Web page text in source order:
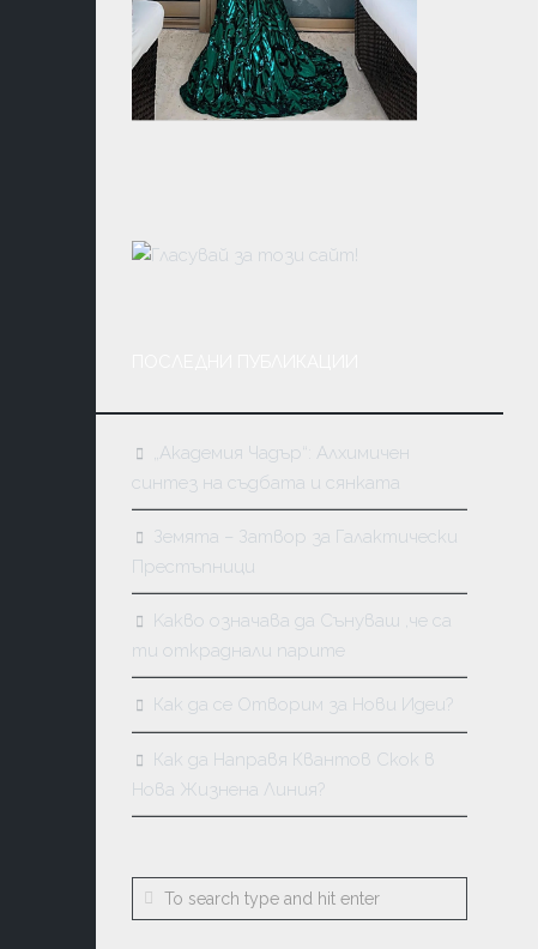
„Академия Чадър“: Алхимичен
синтез на съдбата и сянката
Земята – Затвор за Галактически
Престъпници
Kакво означава да Сънуваш ,че са
ти откраднали парите
Как да се Отворим за Нови Идеи?
Как да Направя Квантов Скок в
Нова Жизнена Линия?